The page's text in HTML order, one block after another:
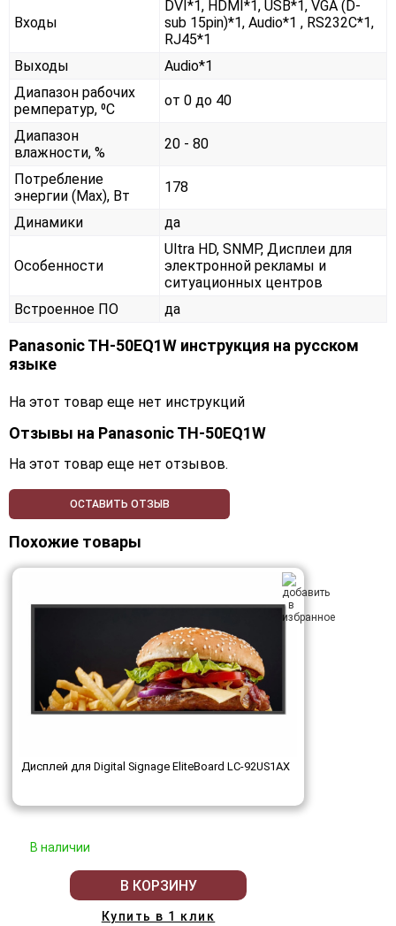
Входы
DVI*1, HDMI*1, USB*1, VGA (D-
sub 15pin)*1, Audio*1 , RS232С*1,
RJ45*1
Выходы
Audio*1
Диапазон рабочих
ремператур, ⁰С
от 0 до 40
Диапазон
влажности, %
20 - 80
Потребление
энергии (Max), Вт
178
Динамики да
Особенности
Ultra HD, SNMP, Дисплеи для
электронной рекламы и
ситуационных центров
Встроенное ПО
да
Panasonic TH-50EQ1W инструкция на русском
языке
На этот товар еще нет инструкций
Отзывы на Panasonic TH-50EQ1W
На этот товар еще нет отзывов.
ОСТАВИТЬ ОТЗЫВ
Похожие товары
Дисплей для Digital Signage EliteBoard LC-92US1AX
В наличии
В КОРЗИНУ
Купить в 1 клик